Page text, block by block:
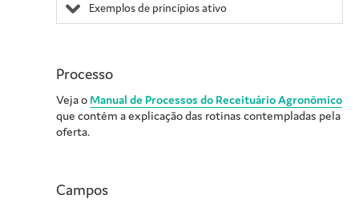
Exemplos de princípios ativo
Processo
Veja o Manual de Processos do Receituário Agronômico
que contém a explicação das rotinas contempladas pela
oferta.
Campos